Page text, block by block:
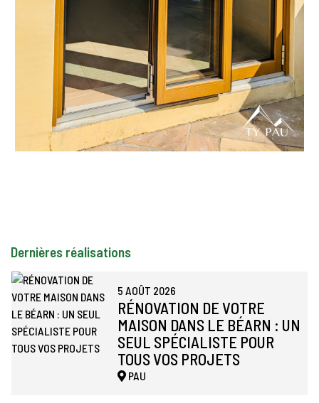
Dernières réalisations
5 AOÛT 2026
RÉNOVATION DE VOTRE
MAISON DANS LE BÉARN : UN
SEUL SPÉCIALISTE POUR
TOUS VOS PROJETS
PAU